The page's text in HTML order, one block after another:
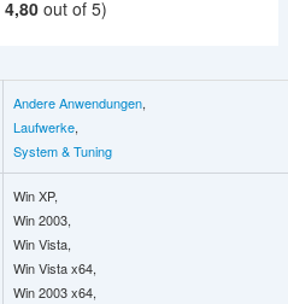
4,80out of 5)
Andere Anwendungen,
Laufwerke,
System & Tuning
Win XP,
Win 2003,
Win Vista,
Win Vista x64,
Win 2003 x64,